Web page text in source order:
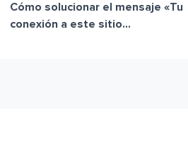
Cómo solucionar el mensaje «Tu
conexión a este sitio...